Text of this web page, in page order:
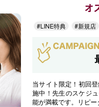
オ
#LINE特典 #新規店
当サイト限定！初回
施中！先生のスケジ
能が満載です。リピー